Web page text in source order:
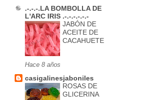
.-.-.-.LA BOMBOLLA DE
L'ARC IRIS .-.-.-.-.-.-
JABÓN DE
ACEITE DE
CACAHUETE
Hace 8 años
casigalinesjaboniles
ROSAS DE
GLICERINA